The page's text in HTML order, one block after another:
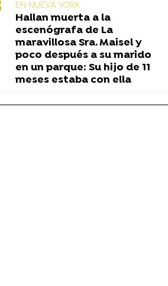
EN NUEVA YORK
Hallan muerta a la
escenógrafa de La
maravillosa Sra. Maisel y
poco después a su marido
en un parque: Su hijo de 11
meses estaba con ella